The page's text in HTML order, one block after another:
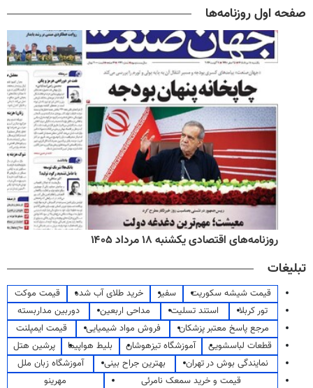
صفحه اول روزنامه‌ها
روزنامه‌های اقتصادی یکشنبه ۱۸ مرداد ۱۴۰۵
تبلیغات
قیمت شیشه سکوریت سفیر خرید طلای آب شده
قیمت موکت
تور کربلا
استند تسلیت مداحی اربعین
دوربین مداربسته
مرجع پاسخ معتبر پزشکان
فروش مواد شیمیایی
قیمت ایمپلنت
قطعات لباسشویی
آموزشگاه تیزهوشان بلیط هواپیما
پرشین هتل
نمایندگی بوش در تهران
بهترین جراح بینی
آموزشگاه زبان ملل
قیمت و خرید سمعک نامرئی
مهرینو